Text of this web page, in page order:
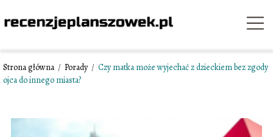
Strona główna / Porady / Czy matka może wyjechać z dzieckiem bez zgody
ojca do innego miasta?